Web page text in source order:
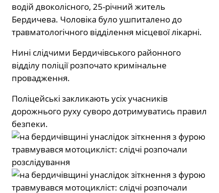
водій двоколісного, 25-річний житель
Бердичева. Чоловіка було ушпиталено до
травматологічного відділення місцевої лікарні.
Нині слідчими Бердичівського районного
відділу поліції розпочато кримінальне
провадження.
Поліцейські закликають усіх учасників
дорожнього руху суворо дотримуватись правил
безпеки.